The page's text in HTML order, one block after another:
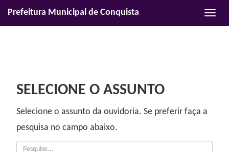
Prefeitura Municipal de Conquista
SELECIONE O ASSUNTO
Selecione oassunto da ouvidoria. Se preferir faça a
pesquisa no campo abaixo.